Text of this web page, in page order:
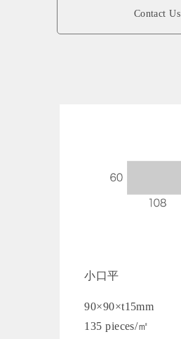
Contact Us
小口平
90×90×t15mm
135 pieces/㎡